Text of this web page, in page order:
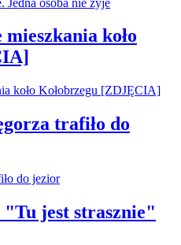
koło
trafiło do
"Tu jest strasznie"